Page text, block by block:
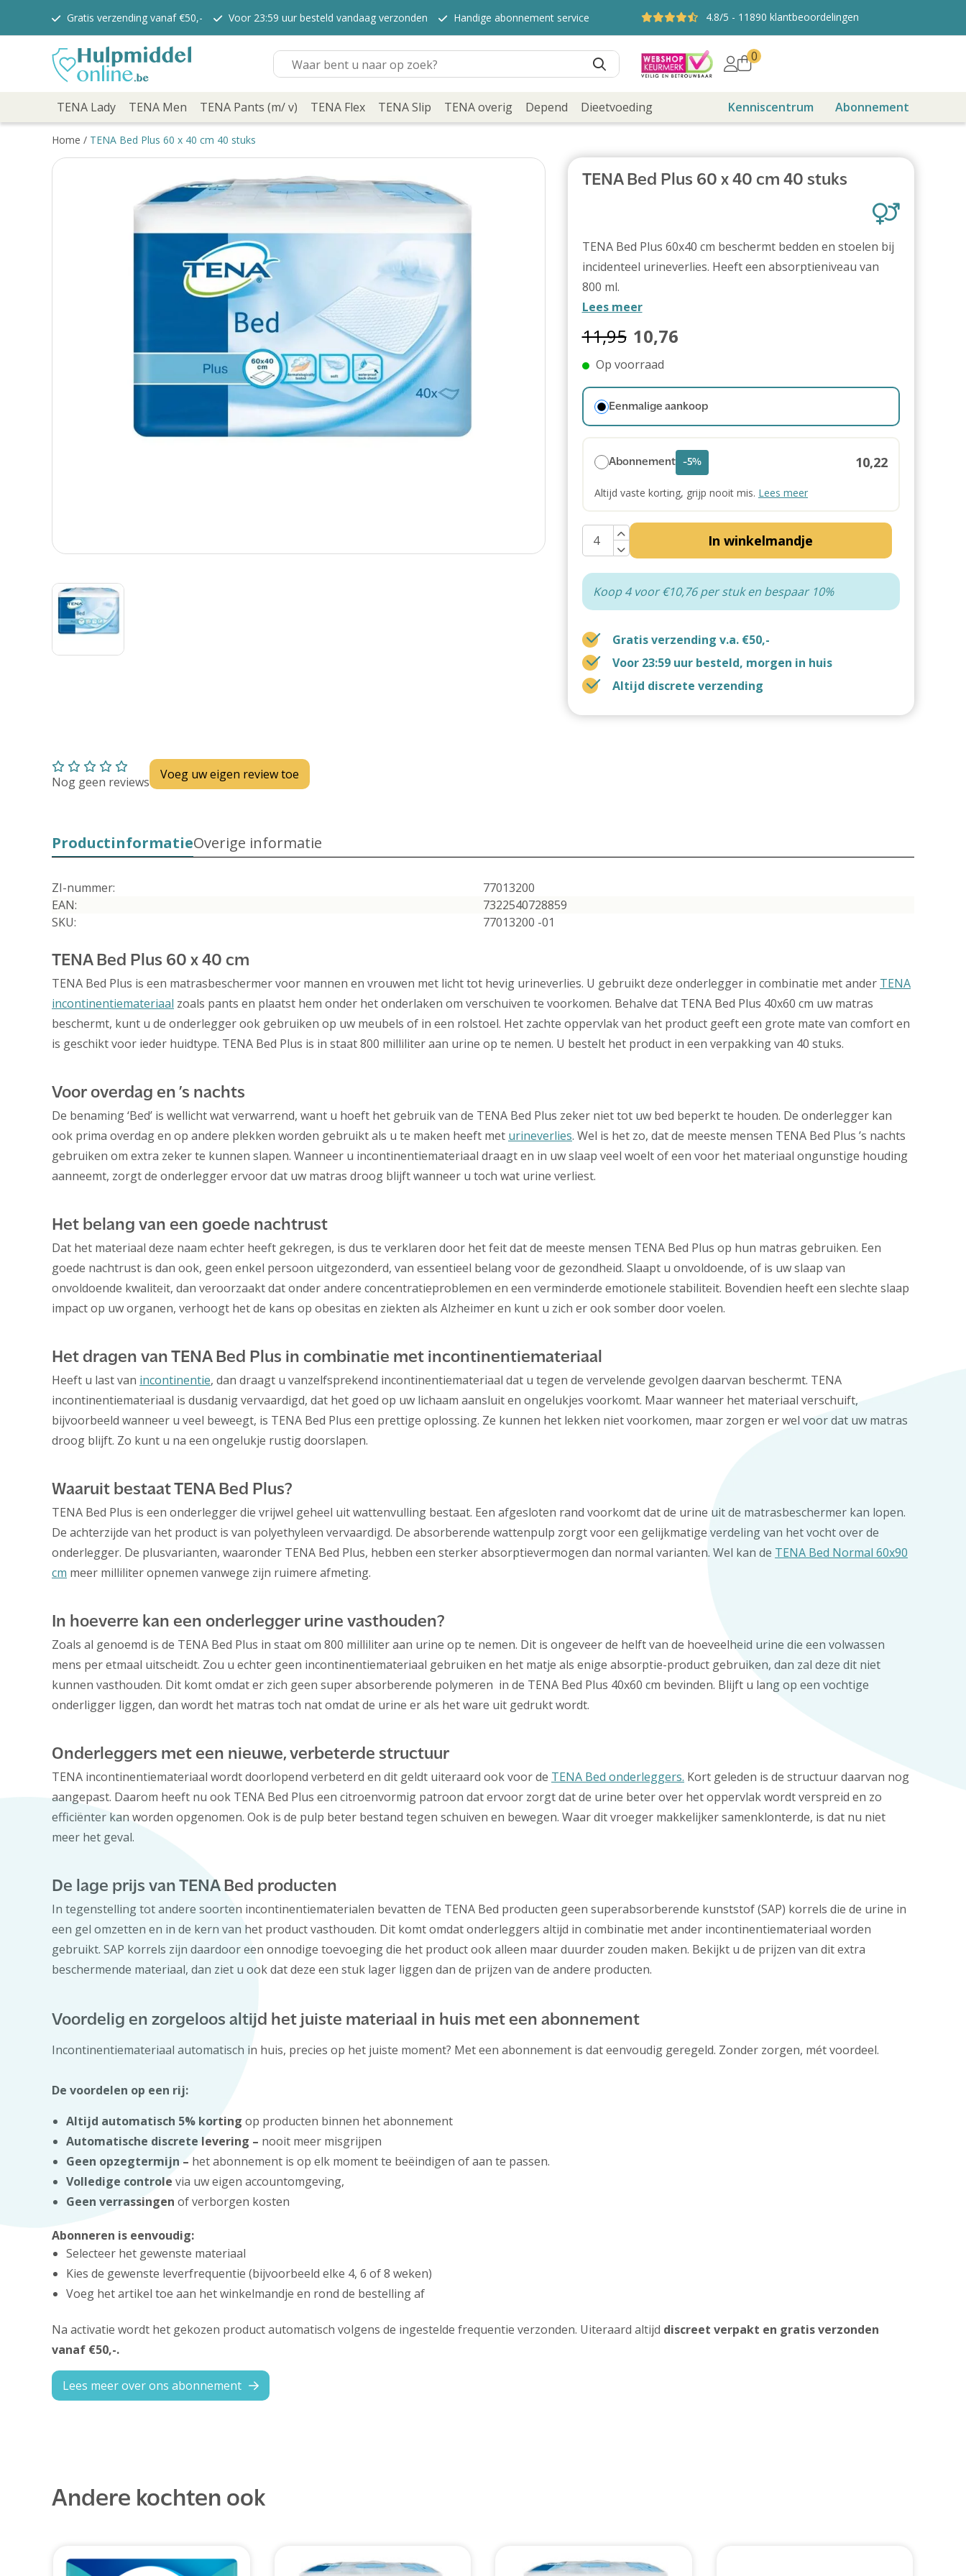
TENA Lady
TENA Lady Pants
TENA Discreet verbanden
TENA Discreet inlegkruisjes
TENA Pants (m/ v)
TENA Slip
TENA Bed
Gratis verzending vanaf €50,- Voor 23:59 uur besteld vandaag verzonden Handige abonnement service 4.8/5 - 11890 klantbeoordelingen
0
TENA Lady TENA Men TENA Pants (m/ v) TENA Flex TENA Slip TENA overig Depend Dieetvoeding Kenniscentrum Abonnement
Home / TENA Bed Plus 60 x 40 cm 40 stuks
TENA Bed Plus 60 x 40 cm 40 stuks
TENA Bed Plus 60x40 cm beschermt bedden en stoelen bij
incidenteel urineverlies. Heeft een absorptieniveau van
800 ml.
Lees meer
11,95 10,76
Op voorraad
Eenmalige aankoop
Abonnement -5% 10,22
Altijd vaste korting, grijp nooit mis. Lees meer
In winkelmandje
Koop 4 voor €10,76 per stuk en bespaar 10%
Gratis verzending v.a. €50,-
Voor 23:59 uur besteld, morgen in huis
Altijd discrete verzending
Nog geen reviews Voeg uw eigen review toe
ProductinformatieOverige informatie
ZI-nummer:
77013200
EAN:
7322540728859
SKU:
77013200 -01
TENA Bed Plus 60 x 40 cm
TENA Bed Plus is een matrasbeschermer voor mannen en vrouwen met licht tot hevig urineverlies. U gebruikt deze onderlegger in combinatie met ander TENA
incontinentiemateriaal zoals pants en plaatst hem onder het onderlaken om verschuiven te voorkomen. Behalve dat TENA Bed Plus 40x60 cm uw matras
beschermt, kunt u de onderlegger ook gebruiken op uw meubels of in een rolstoel. Het zachte oppervlak van het product geeft een grote mate van comfort en
is geschikt voor ieder huidtype. TENA Bed Plus is in staat 800 milliliter aan urine op te nemen. U bestelt het product in een verpakking van 40 stuks.
Voor overdag en ’s nachts
De benaming ‘Bed’ is wellicht wat verwarrend, want u hoeft het gebruik van de TENA Bed Plus zeker niet tot uw bed beperkt te houden. De onderlegger kan
ook prima overdag en op andere plekken worden gebruikt als u te maken heeft met urineverlies. Wel is het zo, dat de meeste mensen TENA Bed Plus ’s nachts
gebruiken om extra zeker te kunnen slapen. Wanneer u incontinentiemateriaal draagt en in uw slaap veel woelt of een voor het materiaal ongunstige houding
aanneemt, zorgt de onderlegger ervoor dat uw matras droog blijft wanneer u toch wat urine verliest.
Het belang van een goede nachtrust
Dat het materiaal deze naam echter heeft gekregen, is dus te verklaren door het feit dat de meeste mensen TENA Bed Plus op hun matras gebruiken. Een
goede nachtrust is dan ook, geen enkel persoon uitgezonderd, van essentieel belang voor de gezondheid. Slaapt u onvoldoende, of is uw slaap van
onvoldoende kwaliteit, dan veroorzaakt dat onder andere concentratieproblemen en een verminderde emotionele stabiliteit. Bovendien heeft een slechte slaap
impact op uw organen, verhoogt het de kans op obesitas en ziekten als Alzheimer en kunt u zich er ook somber door voelen.
Het dragen van TENA Bed Plus in combinatie met incontinentiemateriaal
Heeft u last van incontinentie, dan draagt u vanzelfsprekend incontinentiemateriaal dat u tegen de vervelende gevolgen daarvan beschermt. TENA
incontinentiemateriaal is dusdanig vervaardigd, dat het goed op uw lichaam aansluit en ongelukjes voorkomt. Maar wanneer het materiaal verschuift,
bijvoorbeeld wanneer u veel beweegt, is TENA Bed Plus een prettige oplossing. Ze kunnen het lekken niet voorkomen, maar zorgen er wel voor dat uw matras
droog blijft. Zo kunt u na een ongelukje rustig doorslapen.
Waaruit bestaat TENA Bed Plus?
TENA Bed Plus is een onderlegger die vrijwel geheel uit wattenvulling bestaat. Een afgesloten rand voorkomt dat de urine uit de matrasbeschermer kan lopen.
De achterzijde van het product is van polyethyleen vervaardigd. De absorberende wattenpulp zorgt voor een gelijkmatige verdeling van het vocht over de
onderlegger. De plusvarianten, waaronder TENA Bed Plus, hebben een sterker absorptievermogen dan normal varianten. Wel kan de TENA Bed Normal 60x90
cm meer milliliter opnemen vanwege zijn ruimere afmeting.
In hoeverre kan een onderlegger urine vasthouden?
Zoals al genoemd is de TENA Bed Plus in staat om 800 milliliter aan urine op te nemen. Dit is ongeveer de helft van de hoeveelheid urine die een volwassen
mens per etmaal uitscheidt. Zou u echter geen incontinentiemateriaal gebruiken en het matje als enige absorptie-product gebruiken, dan zal deze dit niet
kunnen vasthouden. Dit komt omdat er zich geen super absorberende polymeren in de TENA Bed Plus 40x60 cm bevinden. Blijft u lang op een vochtige
onderligger liggen, dan wordt het matras toch nat omdat de urine er als het ware uit gedrukt wordt.
Onderleggers met een nieuwe, verbeterde structuur
TENA incontinentiemateriaal wordt doorlopend verbeterd en dit geldt uiteraard ook voor de TENA Bed onderleggers. Kort geleden is de structuur daarvan nog
aangepast. Daarom heeft nu ook TENA Bed Plus een citroenvormig patroon dat ervoor zorgt dat de urine beter over het oppervlak wordt verspreid en zo
efficiënter kan worden opgenomen. Ook is de pulp beter bestand tegen schuiven en bewegen. Waar dit vroeger makkelijker samenklonterde, is dat nu niet
meer het geval.
De lage prijs van TENA Bed producten
In tegenstelling tot andere soorten incontinentiematerialen bevatten de TENA Bed producten geen superabsorberende kunststof (SAP) korrels die de urine in
een gel omzetten en in de kern van het product vasthouden. Dit komt omdat onderleggers altijd in combinatie met ander incontinentiemateriaal worden
gebruikt. SAP korrels zijn daardoor een onnodige toevoeging die het product ook alleen maar duurder zouden maken. Bekijkt u de prijzen van dit extra
beschermende materiaal, dan ziet u ook dat deze een stuk lager liggen dan de prijzen van de andere producten.
Voordelig en zorgeloos altijd het juiste materiaal in huis met een abonnement
Incontinentiemateriaal automatisch in huis, precies op het juiste moment? Met een abonnement is dat eenvoudig geregeld. Zonder zorgen, mét voordeel.
De voordelen op een rij:
Altijd automatisch 5% korting op producten binnen het abonnement
Automatische discrete levering – nooit meer misgrijpen
Geen opzegtermijn – het abonnement is op elk moment te beëindigen of aan te passen.
Volledige controle via uw eigen accountomgeving,
Geen verrassingen of verborgen kosten
Abonneren is eenvoudig:
Selecteer het gewenste materiaal
Kies de gewenste leverfrequentie (bijvoorbeeld elke 4, 6 of 8 weken)
Voeg het artikel toe aan het winkelmandje en rond de bestelling af
Na activatie wordt het gekozen product automatisch volgens de ingestelde frequentie verzonden. Uiteraard altijd discreet verpakt en gratis verzonden
vanaf €50,-.
Lees meer over ons abonnement
Andere kochten ook